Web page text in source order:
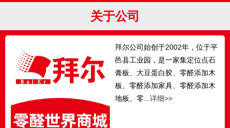
关于公司
拜尔公司始创于2002年，位于平
邑县工业园，是一家集定位点石
膏板、大豆蛋白胶、零醛添加木
板、零醛添加家具、零醛添加木
地板、零...详细>>